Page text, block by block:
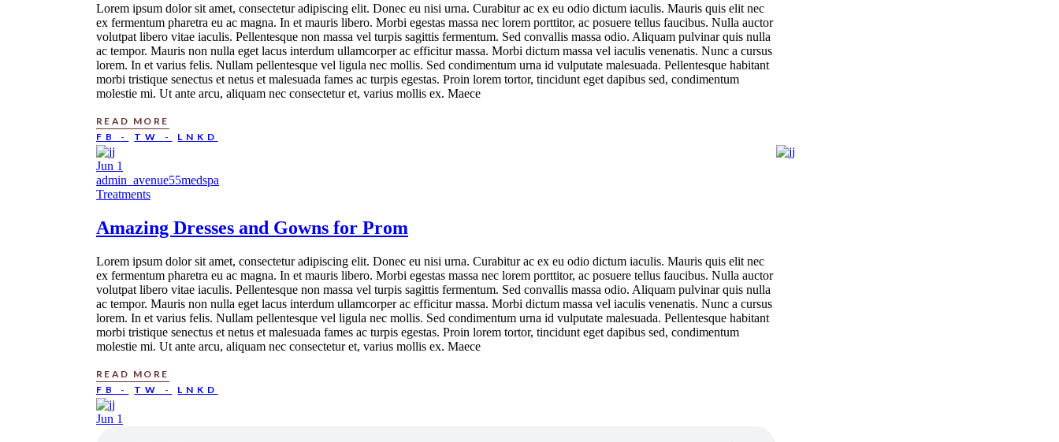
Lorem ipsum dolor sit amet, consectetur adipiscing elit. Donec eu nisi urna. Curabitur ac ex eu odio dictum iaculis. Mauris quis elit nec
ex fermentum pharetra eu ac magna. In et mauris libero. Morbi egestas massa nec lorem porttitor, ac posuere tellus faucibus. Nulla auctor
volutpat libero vitae iaculis. Pellentesque non massa vel turpis sagittis fermentum. Sed convallis massa odio. Aliquam pulvinar quis nulla
ac tempor. Mauris non nulla eget lacus interdum ullamcorper ac efficitur massa. Morbi dictum massa vel iaculis venenatis. Nunc a cursus
lorem. In et varius felis. Nullam pellentesque vel ligula nec mollis. Sed condimentum urna id vulputate malesuada. Pellentesque habitant
morbi tristique senectus et netus et malesuada fames ac turpis egestas. Proin lorem tortor, tincidunt eget dapibus sed, condimentum
molestie mi. Ut ante arcu, aliquam nec consectetur et, varius mollis ex. Maece
READ MORE
FB
TW LNKD
Jun 1
admin_avenue55medspa
Treatments
Amazing Dresses and Gowns for Prom
Lorem ipsum dolor sit amet, consectetur adipiscing elit. Donec eu nisi urna. Curabitur ac ex eu odio dictum iaculis. Mauris quis elit nec
ex fermentum pharetra eu ac magna. In et mauris libero. Morbi egestas massa nec lorem porttitor, ac posuere tellus faucibus. Nulla auctor
volutpat libero vitae iaculis. Pellentesque non massa vel turpis sagittis fermentum. Sed convallis massa odio. Aliquam pulvinar quis nulla
ac tempor. Mauris non nulla eget lacus interdum ullamcorper ac efficitur massa. Morbi dictum massa vel iaculis venenatis. Nunc a cursus
lorem. In et varius felis. Nullam pellentesque vel ligula nec mollis. Sed condimentum urna id vulputate malesuada. Pellentesque habitant
morbi tristique senectus et netus et malesuada fames ac turpis egestas. Proin lorem tortor, tincidunt eget dapibus sed, condimentum
molestie mi. Ut ante arcu, aliquam nec consectetur et, varius mollis ex. Maece
READ MORE
FB
TW LNKD
Jun 1